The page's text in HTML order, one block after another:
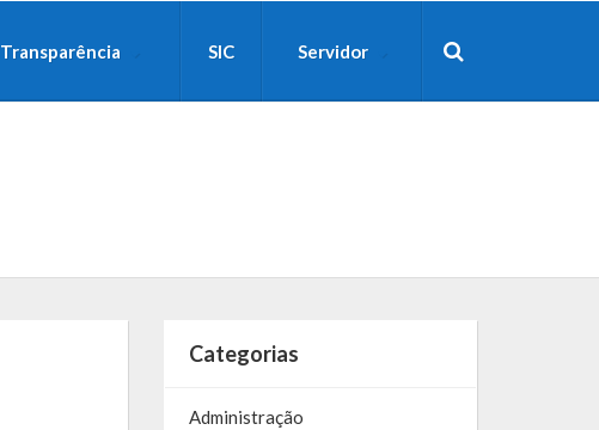
Transparência SIC Servidor
Categorias
Administração